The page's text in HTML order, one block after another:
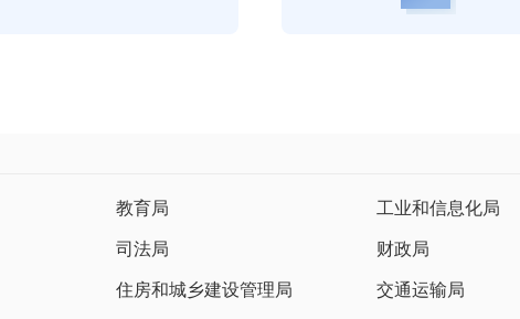
教育局 工业和信息化局
司法局 财政局
住房和城乡建设管理局 交通运输局